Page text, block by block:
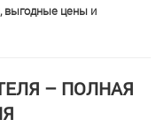
выгодные цены и
– ПОЛНАЯ